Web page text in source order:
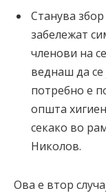
Станува збор
забележат
членови на
веднаш да се
потребно е
општа
секако во
Николов.
Ова е втор